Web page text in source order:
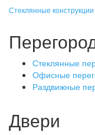
Стеклянные
Стеклянные
Офисные
Раздвижные
Двери